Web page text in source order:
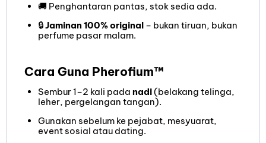
🚚 Penghantaran pantas, stok sedia ada.
🔒Jaminan 100% original– bukan tiruan, bukan
perfume pasar malam.
Cara Guna Pherofium™
Sembur 1–2 kali pada nadi(belakang telinga,
leher, pergelangan tangan).
Gunakan sebelum ke pejabat, mesyuarat,
event sosial atau dating.